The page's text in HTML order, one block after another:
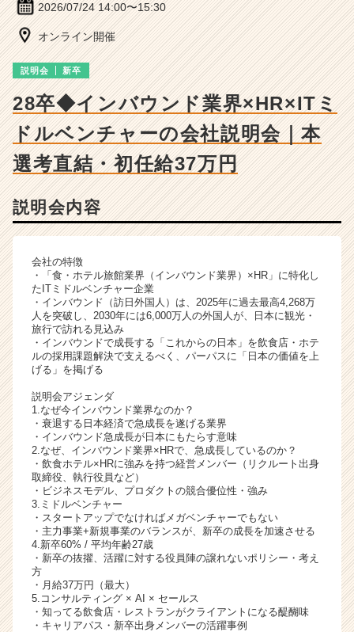
ー・
か
ら
ス
カ
ウ
サ
イ
ト
ア
キ
ア
（C
h
e
e
r
C
a
r
e
r）
2026/07/24 14:00〜15:30
オンライン開催
説明会 新卒
28卒◆インバウンド業界×HR×ITミ
ドルベンチャーの会社説明会｜本
選考直結・初任給37万円
説明会内容
会社の特徴
・「食・ホテル旅館業界（インバウンド業界）×HR」に特化し
たITミドルベンチャー企業
・インバウンド（訪日外国人）は、2025年に過去最高4,268万
人を突破し、2030年には6,000万人の外国人が、日本に観光・
旅行で訪れる見込み
・インバウンドで成長する「これからの日本」を飲食店・ホテ
ルの採用課題解決で支えるべく、パーパスに「日本の価値を上
げる」を掲げる
説明会アジェンダ
1.なぜ今インバウンド業界なのか？
・衰退する日本経済で急成長を遂げる業界
・インバウンド急成長が日本にもたらす意味
2.なぜ、インバウンド業界×HRで、急成長しているのか？
・飲食ホテル×HRに強みを持つ経営メンバー（リクルート出身
取締役、執行役員など）
・ビジネスモデル、プロダクトの競合優位性・強み
3.ミドルベンチャー
・スタートアップでなければメガベンチャーでもない
・主力事業+新規事業のバランスが、新卒の成長を加速させる
4.新卒60% / 平均年齢27歳
・新卒の抜擢、活躍に対する役員陣の譲れないポリシー・考え
方
・月給37万円（最大）
5.コンサルティング × AI × セールス
・知ってる飲食店・レストランがクライアントになる醍醐味
・キャリアパス・新卒出身メンバーの活躍事例